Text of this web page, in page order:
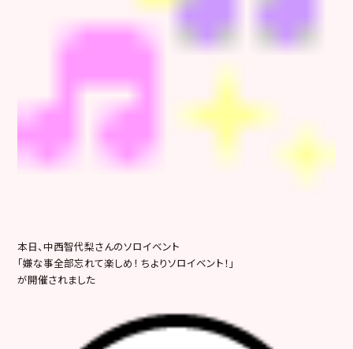
本日、中西智代梨さんのソロイベント
「嫌な事全部忘れて楽しめ！ ちよりソロイベント！」
が開催されました